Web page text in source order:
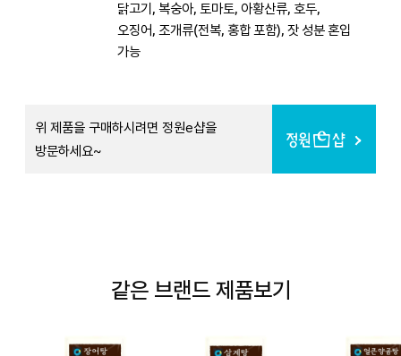
닭고기, 복숭아, 토마토, 아황산류, 호두,
오징어, 조개류(전복, 홍합 포함), 잣 성분 혼입
가능
위 제품을 구매하시려면 정원e샵을
방문하세요~
같은 브랜드 제품보기